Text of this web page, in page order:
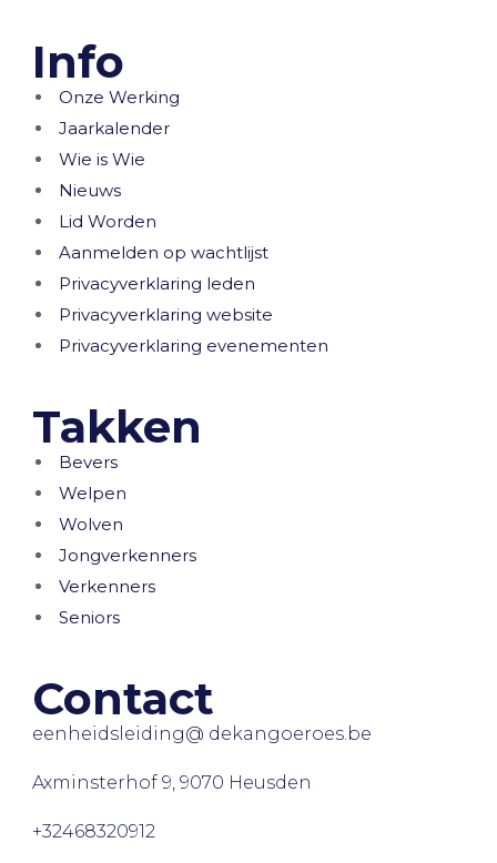
Info
Onze Werking
Jaarkalender
Wie is Wie
Nieuws
Lid Worden
Aanmelden op wachtlijst
Privacyverklaring leden
Privacyverklaring website
Privacyverklaring evenementen
Takken
Bevers
Welpen
Wolven
Jongverkenners
Verkenners
Seniors
Contact
eenheidsleiding@ dekangoeroes.be
Axminsterhof 9, 9070 Heusden
+32468320912